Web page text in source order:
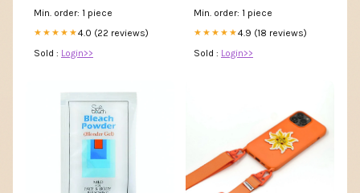
Min. order: 1 piece
★★★★★4.0 (22 reviews)
Sold : Login>>
Min. order: 1 piece
★★★★★4.9 (18 reviews)
Sold : Login>>